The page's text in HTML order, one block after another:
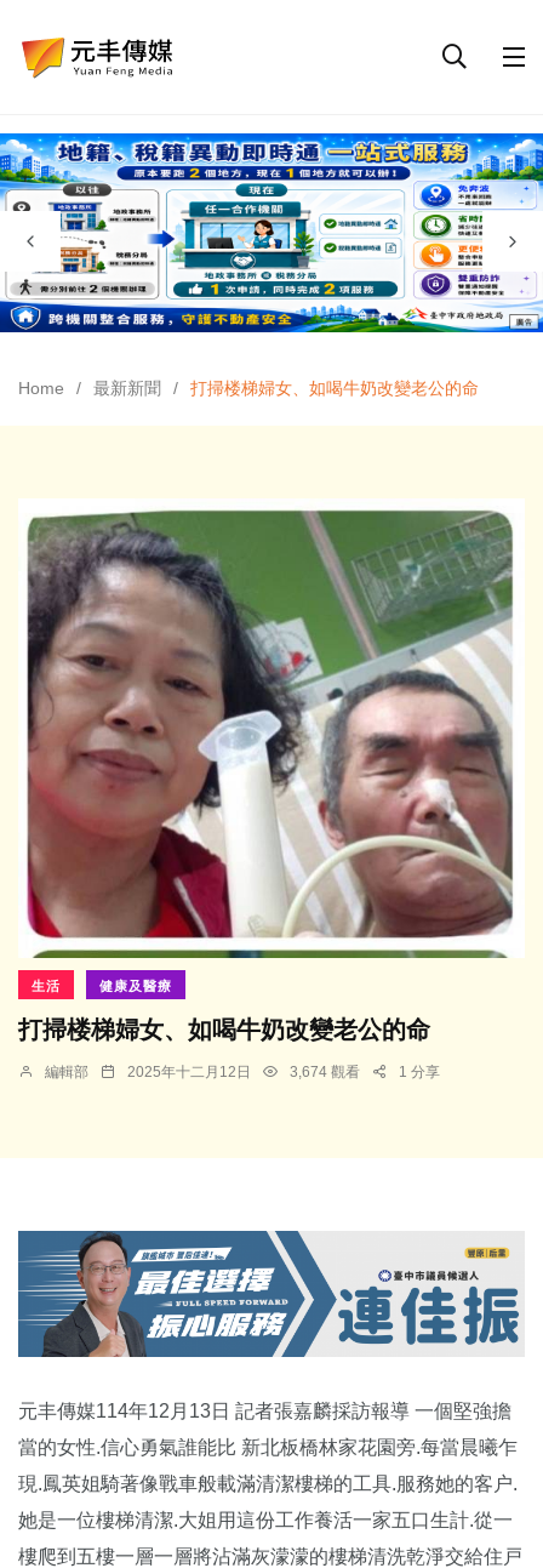
Home 最新新聞 打掃楼梯婦女、如喝牛奶改變老公的命
生活 健康及醫療
打掃楼梯婦女、如喝牛奶改變老公的命
編輯部 2025年十二月12日 3,674 觀看 1 分享
元丰傳媒114年12月13日 記者張嘉麟採訪報導 一個堅強擔
當的女性.信心勇氣誰能比 新北板橋林家花園旁.每當晨曦乍
現.鳳英姐騎著像戰車般載滿清潔樓梯的工具.服務她的客户.
她是一位樓梯清潔.大姐用這份工作養活一家五口生計.從一
樓爬到五樓一層一層將沾滿灰濛濛的樓梯清洗乾淨交給住戸